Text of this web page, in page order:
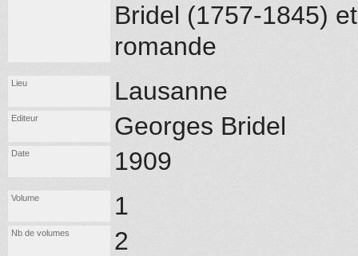
Bridel (1757-1845)
romande
Lieu Lausanne
Editeur Georges Bridel
Date 1909
Volume 1
Nb de volumes 2